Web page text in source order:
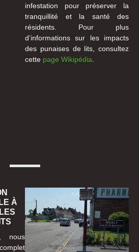
infestation pour préserver la
tranquillité et la santé des
résidents. Pour plus
d’informations sur les impacts
des punaises de lits, consultez
cette page Wikipédia.
À
, nous